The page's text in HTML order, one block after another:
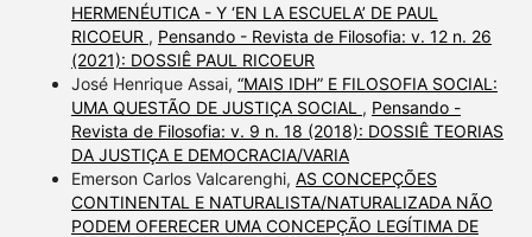
HERMENÉUTICA - Y ‘EN LA ESCUELA’ DE PAUL
RICOEUR , Pensando - Revista de Filosofia: v. 12 n. 26
(2021): DOSSIÊ PAUL RICOEUR
José Henrique Assai, “MAIS IDH” E FILOSOFIA SOCIAL:
UMA QUESTÃO DE JUSTIÇA SOCIAL , Pensando -
Revista de Filosofia: v. 9 n. 18 (2018): DOSSIÊ TEORIAS
DA JUSTIÇA E DEMOCRACIA/VARIA
Emerson Carlos Valcarenghi, AS CONCEPÇÕES
CONTINENTAL E NATURALISTA/NATURALIZADA NÃO
PODEM OFERECER UMA CONCEPÇÃO LEGÍTIMA DE